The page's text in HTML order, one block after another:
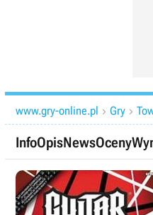
www.gry-online.pl  Gry 
InfoOpisNewsOceny